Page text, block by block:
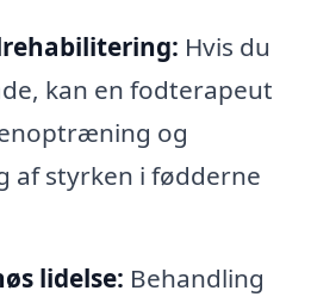
Hvis du
kan en fodterapeut
og
af styrken i fødderne
lidelse: Behandling